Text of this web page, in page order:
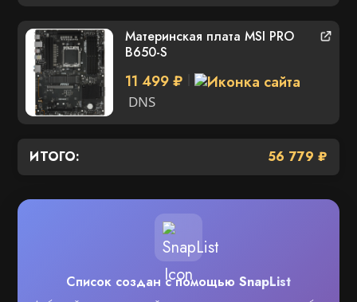
Материнская плата MSI PRO
B650-S
11 499 ₽
DNS
ИТОГО: 56 779 ₽
Список создан с помощью SnapList